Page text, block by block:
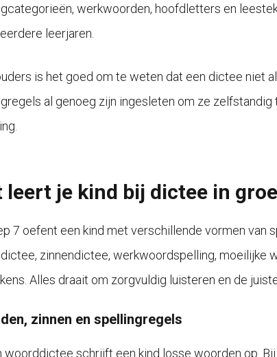
werkwoorden, hoofdletters en
leerjaren.
is het goed om te weten dat een dictee niet
al genoeg zijn ingesleten om ze
leert je kind bij dictee in
7 oefent een kind met verschillende vormen van
zinnendictee, werkwoordspelling, moeilijke
Alles draait om zorgvuldig luisteren en de
zinnen en spellingregels
woorddictee schrijft een kind losse woorden op.